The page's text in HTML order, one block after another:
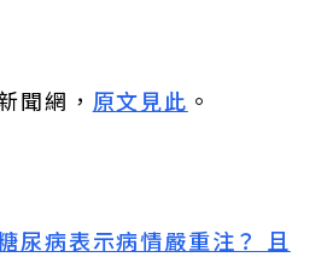
聞網， 原文見此 。
尿病表示病情嚴重注？ 且